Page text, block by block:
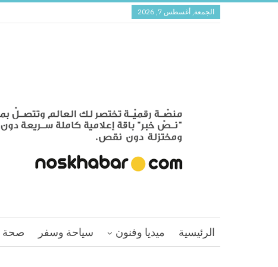
الجمعة, أغسطس 7, 2026
الرئيسية ميديا وفنون سياحة وسفر صحة